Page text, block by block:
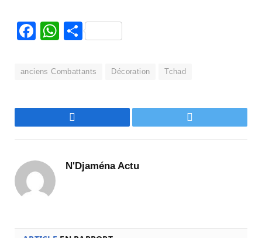
Facebook
WhatsApp
Partager
anciens Combattants Décoration Tchad
Facebook Twitter
N'Djaména Actu